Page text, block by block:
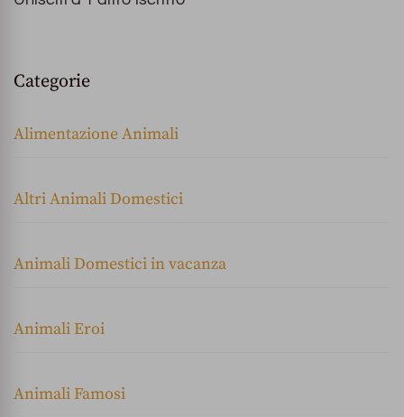
Categorie
Alimentazione Animali
Altri Animali Domestici
Animali Domestici in vacanza
Animali Eroi
Animali Famosi